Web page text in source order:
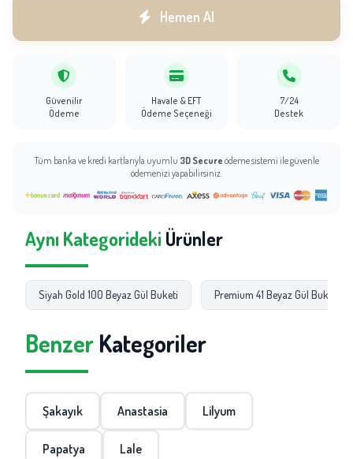
Hemen Al
Güvenilir
Ödeme
Havale & EFT
Ödeme Seçeneği
7/24
Destek
Tüm banka ve kredi kartlarıyla uyumlu 3D Secure ödeme sistemi ile güvenle
ödemenizi yapabilirsiniz.
Aynı Kategorideki Ürünler
Siyah Gold 100 Beyaz Gül Buketi Premium 41 Beyaz Gül Buketi
Benzer Kategoriler
Şakayık Anastasia Lilyum
Papatya Lale